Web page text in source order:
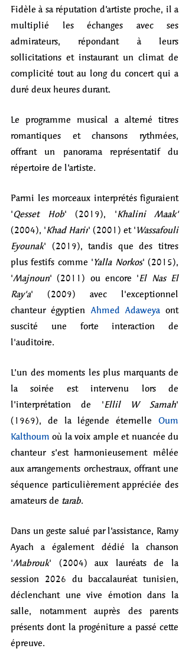
Fidèle à sa réputation d’artiste proche, il a
multiplié les échanges avec ses
admirateurs, répondant à leurs
sollicitations et instaurant un climat de
complicité tout au long du concert qui a
duré deux heures durant.
Le programme musical a alterné titres
romantiques et chansons rythmées,
offrant un panorama représentatif du
répertoire de l’artiste.
Parmi les morceaux interprétés figuraient
'Qesset Hob' (2019), '
Khalini Maak'
(2004), 'Khad Harir' (2001) et 'Wassafouli
Eyounak' (2019), tandis que des titres
plus festifs comme 'Yalla Norkos' (2015),
'Majnoun' (2011) ou encore 'El Nas El
Ray'a'
(2009) avec l'exceptionnel
chanteur égyptien Ahmed Adaweya ont
suscité une forte interaction de
l'auditoire.
L’un des moments les plus marquants de
la soirée est intervenu lors de
l’interprétation de 'Ellil W Samah'
(1969), de la légende éternelle Oum
Kalthoum où la voix ample et nuancée du
chanteur s’est harmonieusement mêlée
aux arrangements orchestraux, offrant une
séquence particulièrement appréciée des
amateurs de tarab.
Dans un geste salué par l’assistance, Ramy
Ayach a également dédié la chanson
'Mabrouk' (2004) aux lauréats de la
session 2026 du baccalauréat tunisien,
déclenchant une vive émotion dans la
salle, notamment auprès des parents
présents dont la progéniture a passé cette
épreuve.